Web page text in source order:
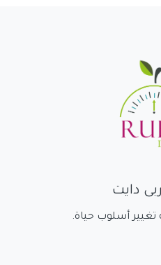
دايت
تغيير أسلوب حياة.